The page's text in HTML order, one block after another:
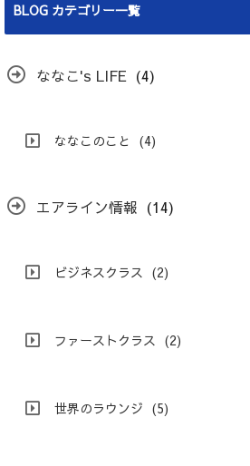
BLOG カテゴリー一覧
ななこ's LIFE (4)
ななこのこと (4)
エアライン情報 (14)
ビジネスクラス (2)
ファーストクラス (2)
世界のラウンジ (5)